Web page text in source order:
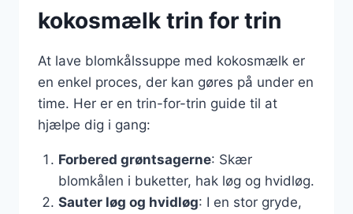
kokosmælk trin for trin
At lave blomkålssuppe med kokosmælk er
en enkel proces, der kan gøres på under en
time. Her er en trin-for-trin guide til at
hjælpe dig i gang:
Forbered grøntsagerne: Skær
blomkålen i buketter, hak løg og hvidløg.
Sauter løg og hvidløg: I en stor gryde,